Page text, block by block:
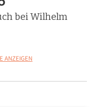
bei Wilhelm
ANZEIGEN